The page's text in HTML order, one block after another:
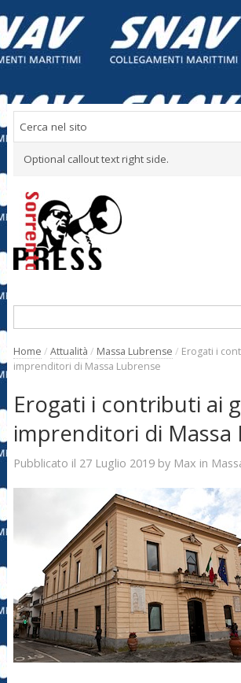
Optional callout text right side.
Home / Attualità / Massa Lubrense / Erogati i
imprenditori di Massa Lubrense
Erogati i contributi ai
imprenditori di Massa
Pubblicato il 27 Luglio 2019by Max in